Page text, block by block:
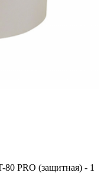
PRO (защитная) - 1